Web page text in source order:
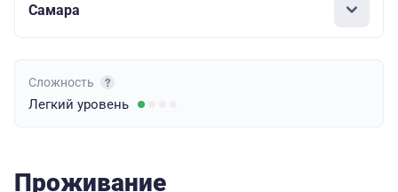
Самара
Сложность
Легкий уровень
Проживание